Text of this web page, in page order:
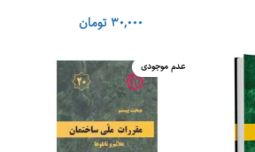
۳۰,۰۰۰تومان
عدم موجودی